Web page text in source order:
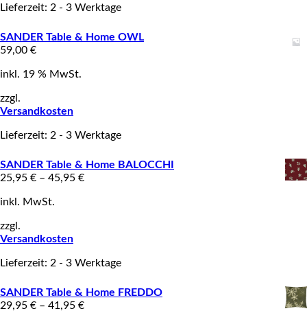
Lieferzeit: 2 - 3 Werktage
SANDER Table & Home OWL
59,00 €
inkl. 19 % MwSt.
zzgl.
Versandkosten
Lieferzeit: 2 - 3 Werktage
SANDER Table & Home BALOCCHI
25,95 € – 45,95 €
inkl. MwSt.
zzgl.
Versandkosten
Lieferzeit: 2 - 3 Werktage
SANDER Table & Home FREDDO
29,95 € – 41,95 €